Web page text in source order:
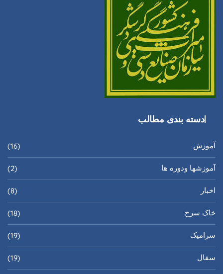
دسته بندی مطالب
آموزش (16)
آموزشها ودوره ها (2)
اخبار (8)
خاک سرخ (18)
سرامیک (19)
سفال (19)